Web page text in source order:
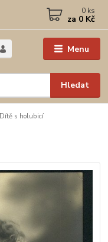
Menu
Hledat
0 ks
za 0 Kč
Dítě s holubicí